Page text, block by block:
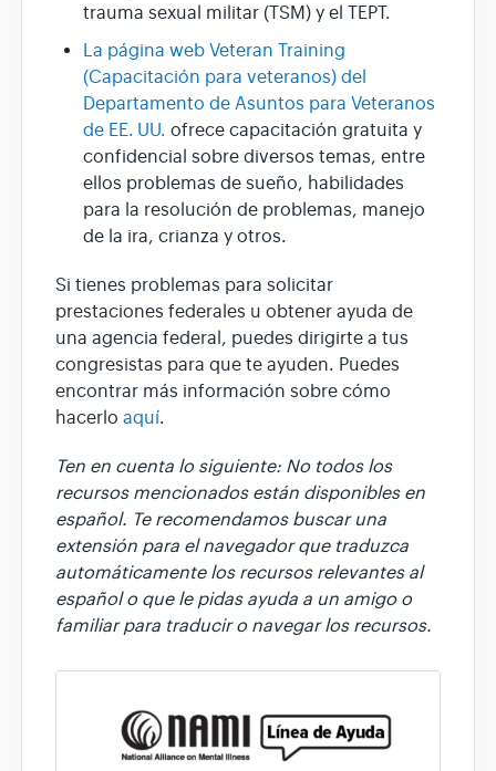
trauma sexual militar (TSM) y el TEPT.
La página web Veteran Training
(Capacitación para veteranos) del
Departamento de Asuntos para Veteranos
de EE. UU. ofrece capacitación gratuita y
confidencial sobre diversos temas, entre
ellos problemas de sueño, habilidades
para la resolución de problemas, manejo
de la ira, crianza y otros.
Si tienes problemas para solicitar
prestaciones federales u obtener ayuda de
una agencia federal, puedes dirigirte a tus
congresistas para que te ayuden. Puedes
encontrar más información sobre cómo
hacerlo aquí.
Ten en cuenta lo siguiente: No todos los
recursos mencionados están disponibles en
español. Te recomendamos buscar una
extensión para el navegador que traduzca
automáticamente los recursos relevantes al
español o que le pidas ayuda a un amigo o
familiar para traducir o navegar los recursos.